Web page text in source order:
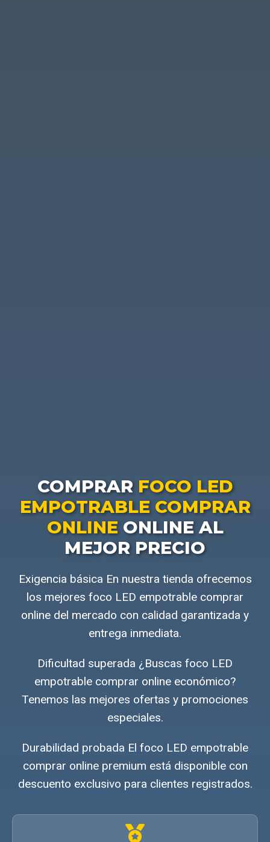
COMPRAR FOCO LED
EMPOTRABLE COMPRAR
ONLINEONLINE AL
MEJOR PRECIO
Exigencia básica En nuestra tienda ofrecemos
los mejores foco LED empotrable comprar
online del mercado con calidad garantizada y
entrega inmediata.
Dificultad superada ¿Buscas foco LED
empotrable comprar online económico?
Tenemos las mejores ofertas y promociones
especiales.
Durabilidad probada El foco LED empotrable
comprar online premium está disponible con
descuento exclusivo para clientes registrados.